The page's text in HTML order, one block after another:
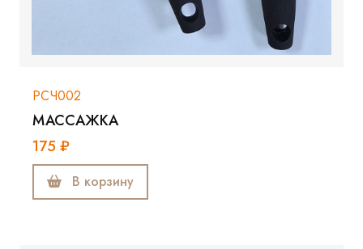
РСЧ002
МАССАЖКА
175 ₽
В корзину